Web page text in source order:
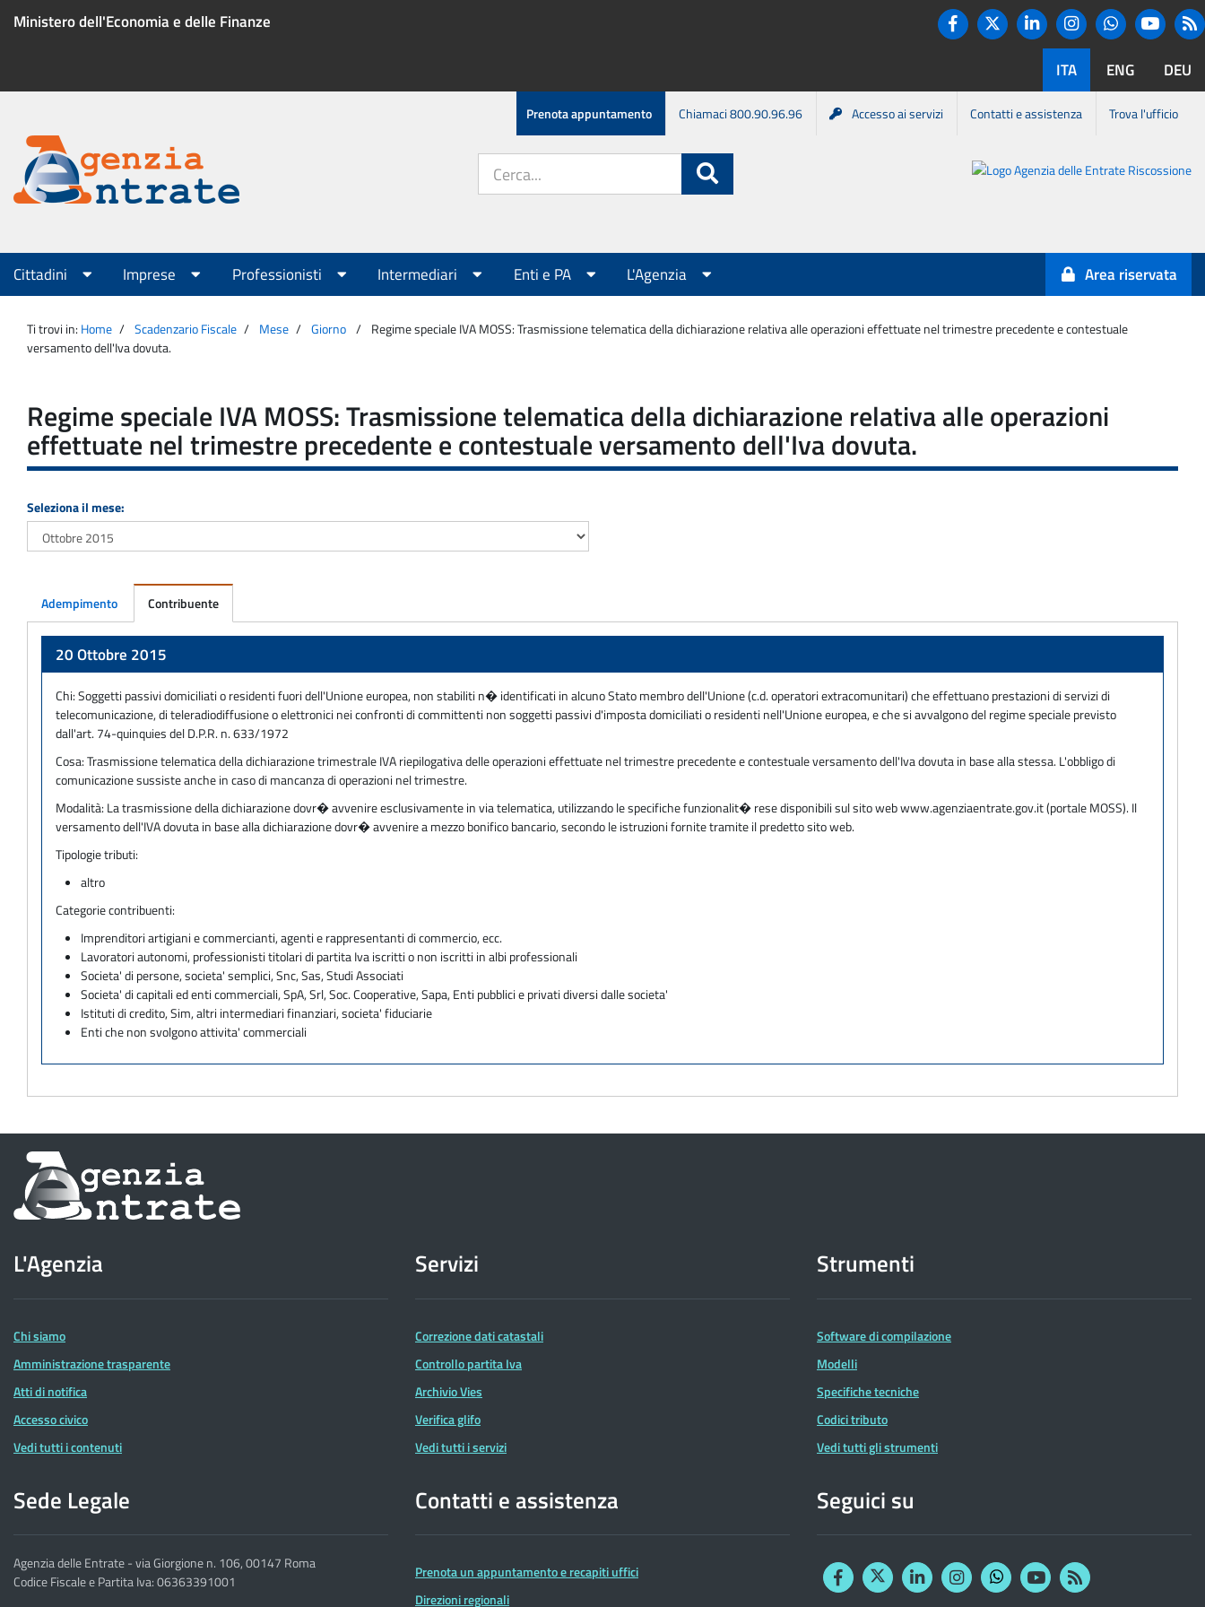
Ministero dell'Economia e delle Finanze
Twitter
LinkedinInstagram
ITA ENG DEU
Menu
servizio
Prenota appuntamento Chiamaci 800.90.96.96 Accesso ai servizi Contatti e assistenza Trova l'ufficio
Agenzia
Entrate
sito:
Agenzia
Entrate-
Riscossione
Menu
principale
Cittadini Imprese Professionisti Intermediari Enti e PA L'Agenzia Area riservata
Ti trovi in: Home Scadenzario Fiscale Mese Giorno
Regime speciale IVA MOSS: Trasmissione telematica della dichiarazione relativa alle operazioni effettuate nel trimestre precedente e contestuale
versamento dell'Iva dovuta.
Regime speciale IVA MOSS: Trasmissione telematica della dichiarazione relativa alle operazioni
effettuate nel trimestre precedente e contestuale versamento dell'Iva dovuta.
Seleziona il mese:
Adempimento Contribuente
20 Ottobre 2015
Chi:Soggetti passivi domiciliati o residenti fuori dell'Unione europea, non stabiliti n� identificati in alcuno Stato membro dell'Unione (c.d. operatori extracomunitari) che effettuano prestazioni di servizi di
telecomunicazione, di teleradiodiffusione o elettronici nei confronti di committenti non soggetti passivi d'imposta domiciliati o residenti nell'Unione europea, e che si avvalgono del regime speciale previsto
dall'art. 74-quinquies del D.P.R. n. 633/1972
Cosa:Trasmissione telematica della dichiarazione trimestrale IVA riepilogativa delle operazioni effettuate nel trimestre precedente e contestuale versamento dell'Iva dovuta in base alla stessa. L'obbligo di
comunicazione sussiste anche in caso di mancanza di operazioni nel trimestre.
Modalità: La trasmissione della dichiarazione dovr� avvenire esclusivamente in via telematica, utilizzando le specifiche funzionalit� rese disponibili sul sito web www.agenziaentrate.gov.it (portale MOSS). Il
versamento dell'IVA dovuta in base alla dichiarazione dovr� avvenire a mezzo bonifico bancario, secondo le istruzioni fornite tramite il predetto sito web.
Tipologie tributi:
altro
Categorie contribuenti:
Imprenditori artigiani e commercianti, agenti e rappresentanti di commercio, ecc.
Lavoratori autonomi, professionisti titolari di partita Iva iscritti o non iscritti in albi professionali
Societa' di persone, societa' semplici, Snc, Sas, Studi Associati
Societa' di capitali ed enti commerciali, SpA, Srl, Soc. Cooperative, Sapa, Enti pubblici e privati diversi dalle societa'
Istituti di credito, Sim, altri intermediari finanziari, societa' fiduciarie
Enti che non svolgono attivita' commerciali
Informazioni
sul
dell'Agenzia
delle
Entrate
L'Agenzia
Chi siamo
Amministrazione trasparente
Atti di notifica
Accesso civico
Vedi tutti i contenuti
Servizi
Correzione dati catastali
Controllo partita Iva
Archivio Vies
Verifica glifo
Vedi tutti i servizi
Strumenti
Software di compilazione
Modelli
Specifiche tecniche
Codici tributo
Vedi tutti gli strumenti
Sede Legale
Agenzia delle Entrate - via Giorgione n. 106, 00147 Roma
Codice Fiscale e Partita Iva: 06363391001
Contatti e assistenza
Prenota un appuntamento e recapiti uffici
Direzioni regionali
Seguici su
FacebookTwitterLinkedinInstagram
YouTubeRSS